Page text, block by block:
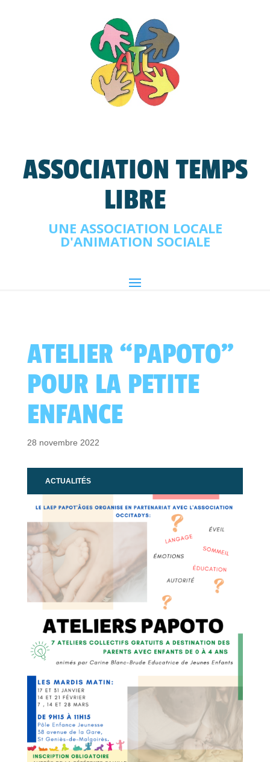
ASSOCIATION TEMPS
LIBRE
UNE ASSOCIATION LOCALE
D'ANIMATION SOCIALE
ATELIER “PAPOTO”
POUR LA PETITE
ENFANCE
28 novembre 2022
ACTUALITÉS